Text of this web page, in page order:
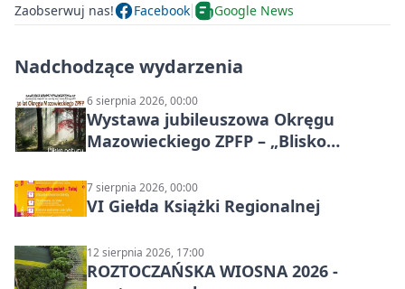
Zaobserwuj nas! Facebook Google News
Nadchodzące wydarzenia
6 sierpnia 2026, 00:00
Wystawa jubileuszowa Okręgu
Mazowieckiego ZPFP – „Blisko
7 sierpnia 2026, 00:00
VI Giełda Książki Regionalnej
12 sierpnia 2026, 17:00
ROZTOCZAŃSKA WIOSNA 2026 -